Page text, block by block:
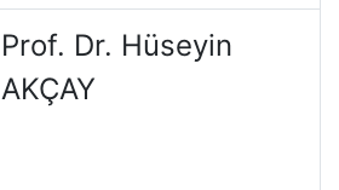
Prof. Dr. Hüseyin
AKÇAY